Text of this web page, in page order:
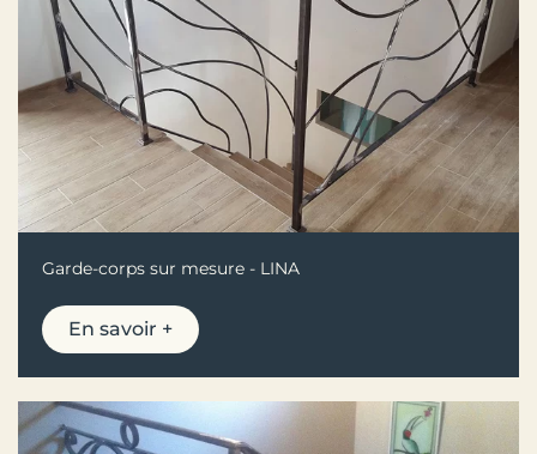
Garde-corps sur mesure - LINA
En savoir +